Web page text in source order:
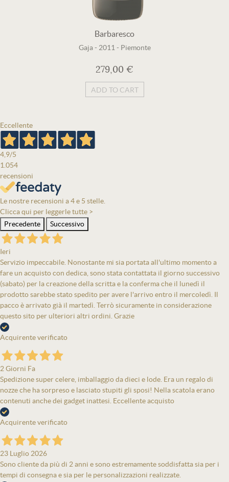
Barbaresco
Gaja - 2011 - Piemonte
279,00 €
ADD TO CART
Eccellente
4,9/5
1.054
recensioni
Le nostre recensioni a 4 e 5 stelle.
Clicca qui per leggerle tutte >
Precedente
Successivo
Ieri
Servizio impeccabile. Nonostante mi sia portata all'ultimo momento a
fare un acquisto con dedica, sono stata contattata il giorno successivo
(sabato) per la creazione della scritta e la conferma che il lunedì il
prodotto sarebbe stato spedito per avere l'arrivo entro il mercoledì. Il
pacco è arrivato già il martedì. Terrò sicuramente in considerazione
questo sito per ulteriori altri ordini. Grazie
Acquirente verificato
2 Giorni Fa
Spedizione super celere, imballaggio da dieci e lode. Era un regalo di
nozze che ha sorpreso e lasciato stupiti gli sposi! Nella scatola erano
contenuti anche dei gadget inattesi. Eccellente acquisto
Acquirente verificato
23 Luglio 2026
Sono cliente da più di 2 anni e sono estremamente soddisfatta sia per i
tempi di consegna e sia per le personalizzazioni realizzate.